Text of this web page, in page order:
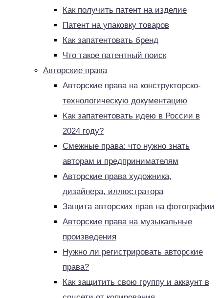
Как получить патент на изделие
Патент на упаковку товаров
Как запатентовать бренд
Что такое патентный поиск
Авторские права
Авторские права на конструкторско-
технологическую документацию
Как запатентовать идею в России в
2024 году?
Смежные права: что нужно знать
авторам и предпринимателям
Авторские права художника,
дизайнера, иллюстратора
Защита авторских прав на фотографии
Авторские права на музыкальные
произведения
Нужно ли регистрировать авторские
права?
Как защитить свою группу и аккаунт в